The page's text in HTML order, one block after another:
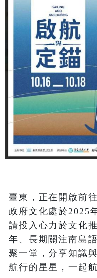
臺東，正在開啟前
政府文化處於2025
請投入心力於文化
年、長期關注南島
聚一堂，分享知識
航行的星星，一起